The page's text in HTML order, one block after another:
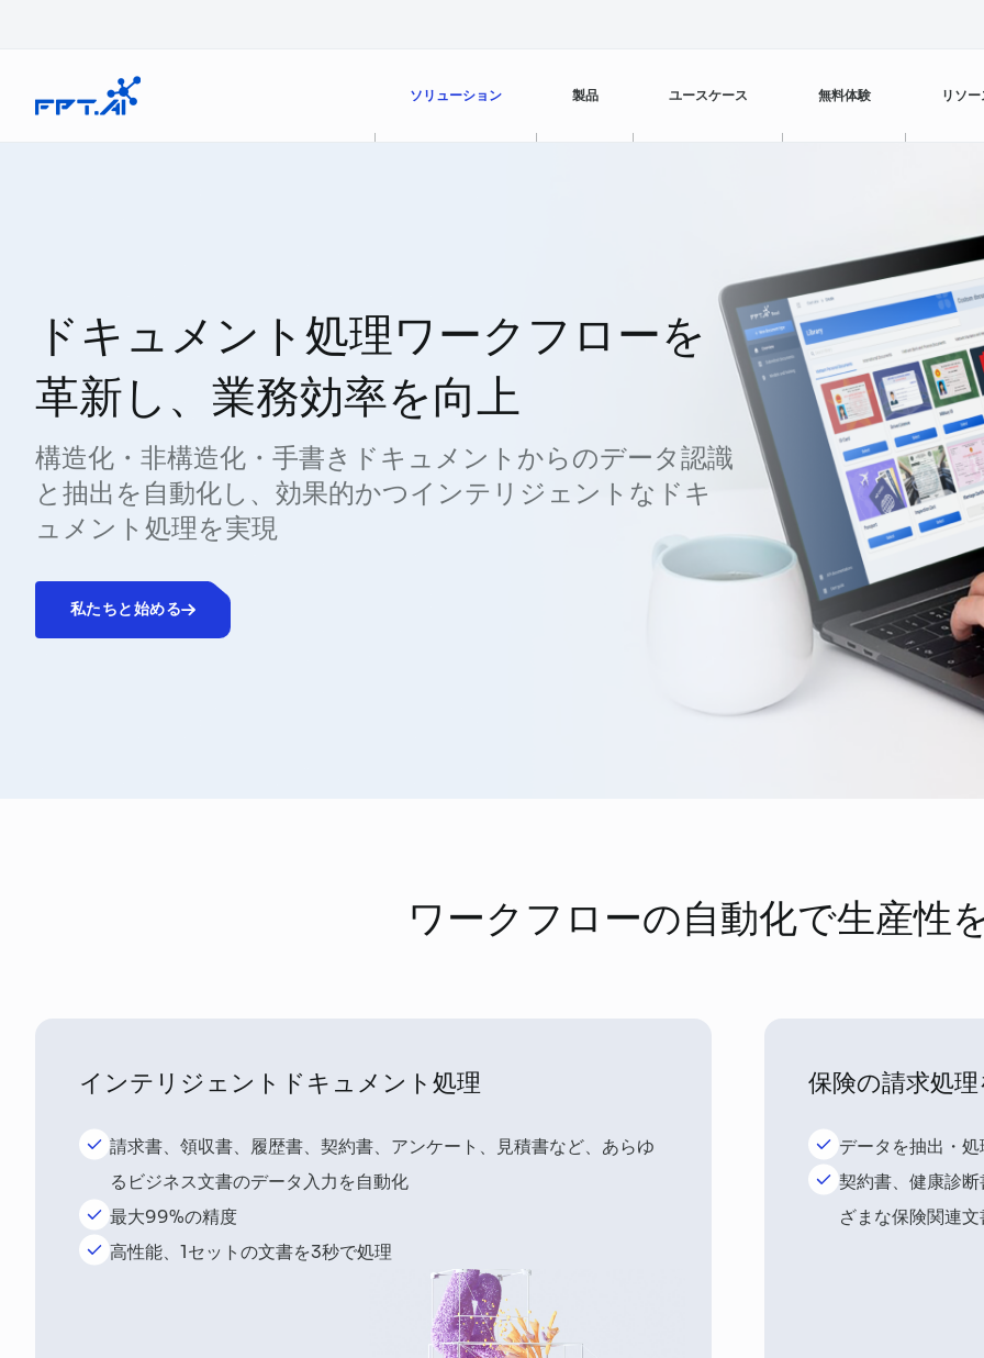
ソリューション
デジタルワークフォース
業務の卓越性
カスタマーエクスペリエンス管理
オフィスサポート
コールセンター品質管理
販売効率の向上
製品
FPT AI Engage
FPT AI Mentor
ユースケース
機能
営業 & マーケティング
カスタマーサービス
無料体験 リソ
ドキュメント処理ワークフローを
革新し、業務効率を向上
構造化・非構造化・手書きドキュメントからのデータ認識
と抽出を自動化し、効果的かつインテリジェントなドキ
ュメント処理を実現
私たちと始める
ワークフローの自動化で生産性
インテリジェントドキュメント処理
請求書、領収書、履歴書、契約書、アンケート、見積書など、あらゆ
るビジネス文書のデータ入力を自動化
最大99%の精度
高性能、1セットの文書を3秒で処理
保険の請求処
データを抽出・
契約書、健康診
ざまな保険関連